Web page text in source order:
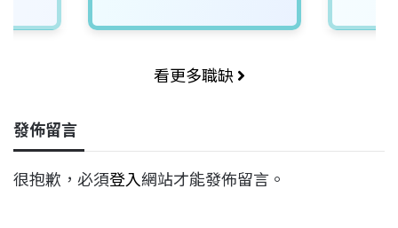
看更多職缺
發佈留言
很抱歉，必須登入網站才能發佈留言。